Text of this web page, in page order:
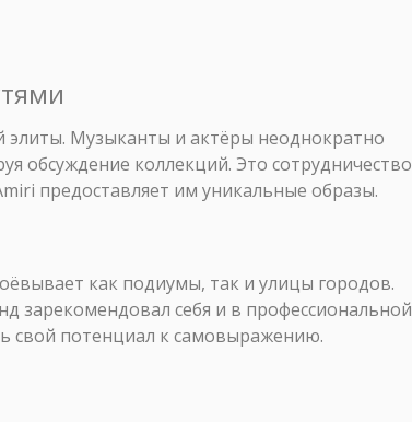
элиты. Музыканты и актёры неоднократно
обсуждение коллекций. Это сотрудничество
предоставляет им уникальные образы.
как подиумы, так и улицы городов.
зарекомендовал себя и в профессиональной
свой потенциал к самовыражению.